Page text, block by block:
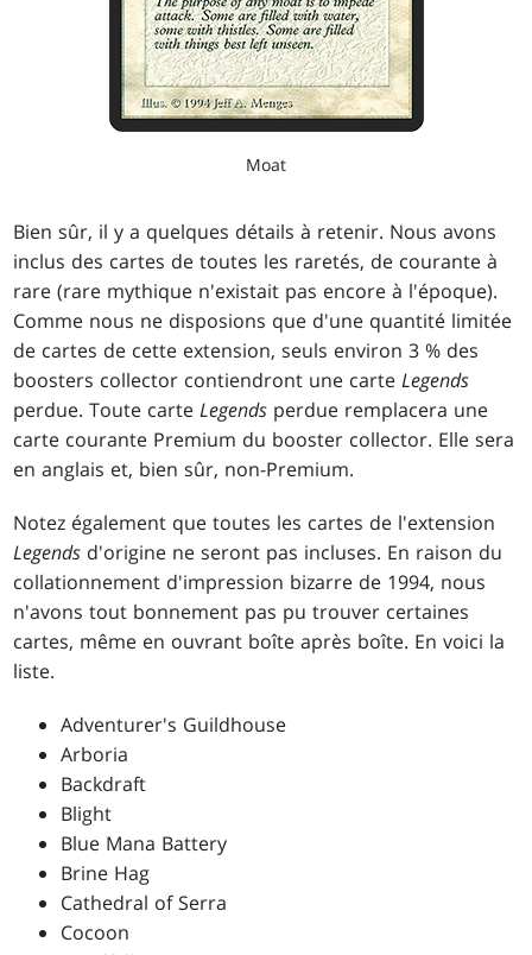
Moat
Bien sûr, il y a quelques détails à retenir. Nous avons
inclus des cartes de toutes les raretés, de courante à
rare (rare mythique n'existait pas encore à l'époque).
Comme nous ne disposions que d'une quantité limitée
de cartes de cette extension, seuls environ 3 % des
boosters collector contiendront une carteLegends
perdue. Toute carteLegends perdue remplacera une
carte courante Premium du booster collector. Elle sera
en anglais et, bien sûr, non-Premium.
Notez également que toutes les cartes de l'extension
Legends d'origine ne seront pas incluses. En raison du
collationnement d'impression bizarre de 1994, nous
n'avons tout bonnement pas pu trouver certaines
cartes, même en ouvrant boîte après boîte. En voici la
liste.
Adventurer's Guildhouse
Arboria
Backdraft
Blight
Blue Mana Battery
Brine Hag
Cathedral of Serra
Cocoon